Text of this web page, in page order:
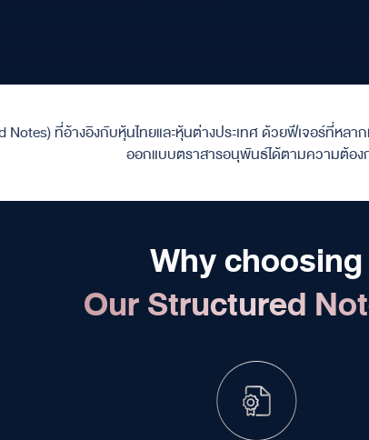
ที่อ้างอิงกับหุ้นไทยและหุ้นต่างประเทศ ด้วยฟีเจอร์ที่หลา
ออกแบบตราสารอนุพันธ์ได้ตามความต้อง
Why choosing
Our Structured